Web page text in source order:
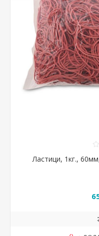
Ластици, 1кг.,